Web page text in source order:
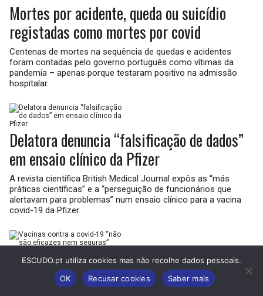
Mortes por acidente, queda ou suicídio
registadas como mortes por covid
Centenas de mortes na sequência de quedas e acidentes
foram contadas pelo governo português como vítimas da
pandemia – apenas porque testaram positivo na admissão
hospitalar.
Delatora denuncia “falsificação de dados”
em ensaio clínico da Pfizer
A revista científica British Medical Journal expôs as “más
práticas científicas” e a “perseguição de funcionários que
alertavam para problemas” num ensaio clínico para a vacina
covid-19 da Pfizer.
Vacinas contra a covid-19 “não são
eficazes nem seguras”
ESCUDO.pt utiliza cookies mas não recolhe dados pessoais.
OK
Recusar cookies Saber mais